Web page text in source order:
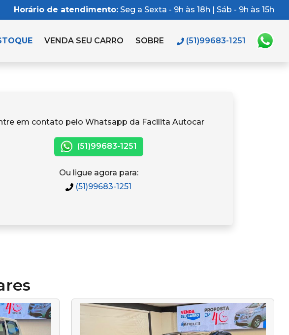
Horário de atendimento: Seg a Sexta - 9h às 18h | Sáb - 9h às 15h
VENDA SEU CARRO SOBRE (51)99683-1251
em contato pelo Whatsapp da Facilita Autocar
(51)99683-1251
Ou ligue agora para:
(51)99683-1251